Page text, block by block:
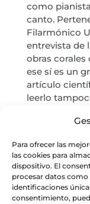
Para ofrecer las
las cookies para
dispositivo. El
procesar datos
identificaciones
consentimiento,
como
canto.
Filarmónico
entrevista de
obras corales
ese sí es un
artículo
leerlo
actividad,